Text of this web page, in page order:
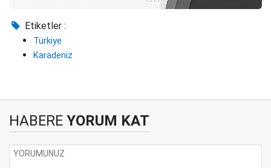
Etiketler :
Türkiye
Karadeniz
HABERE YORUM KAT